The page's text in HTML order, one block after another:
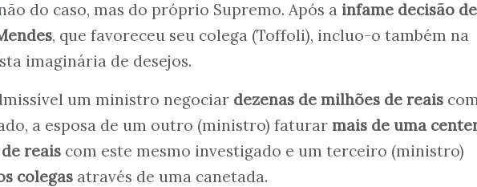
do caso, mas do próprio Supremo. Após a infame decisão de
, que favoreceu seu colega (Toffoli), incluo-o também na
imaginária de desejos.
um ministro negociar dezenas de milhões de reais
a esposa de um outro (ministro) faturar mais de uma
reais com este mesmo investigado e um terceiro (ministro)
colegas através de uma canetada.